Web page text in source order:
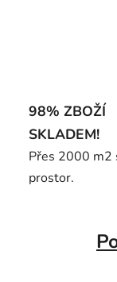
98% ZBOŽÍ
SKLADEM!
Přes 2000 m2
prostor.